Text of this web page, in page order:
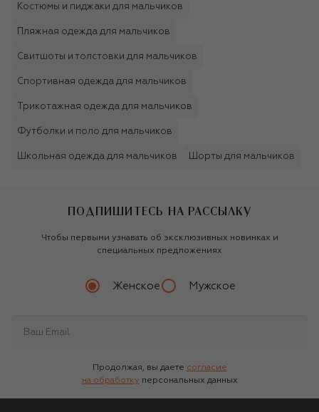
Костюмы и пиджаки для мальчиков
Пляжная одежда для мальчиков
Свитшоты и толстовки для мальчиков
Спортивная одежда для мальчиков
Трикотажная одежда для мальчиков
Футболки и поло для мальчиков
Школьная одежда для мальчиков Шорты для мальчиков
ПОДПИШИТЕСЬ НА РАССЫЛКУ
Чтобы первыми узнавать об эксклюзивных новинках и
специальных предложениях
Женское Мужское
Продолжая, вы даете согласие
на обработку персональных данных